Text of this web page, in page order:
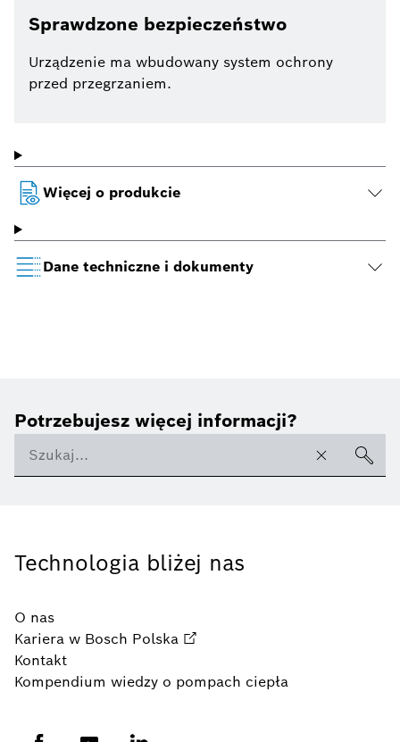
Sprawdzone bezpieczeństwo
Urządzenie ma wbudowany system ochrony
przed przegrzaniem.
Więcej o produkcie
Dane techniczne i dokumenty
Potrzebujesz więcej informacji?
Technologia bliżej nas
O nas
Kariera w Bosch Polska
Kontakt
Kompendium wiedzy o pompach ciepła